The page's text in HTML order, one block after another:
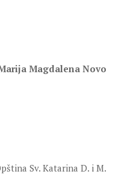
Magdalena Novo
Sv. Katarina D. i M.